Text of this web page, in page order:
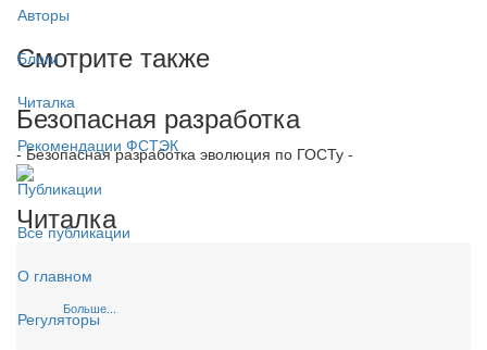
Авторы
Блоги
Читалка
Рекомендации ФСТЭК
Публикации
Все публикации
О главном
Регуляторы
Смотрите также
Безопасная разработка
- Безопасная разработка эволюция по ГОСТу -
Читалка
Больше...